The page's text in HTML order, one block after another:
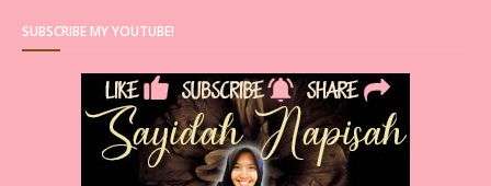
SUBSCRIBE MY YOUTUBE!